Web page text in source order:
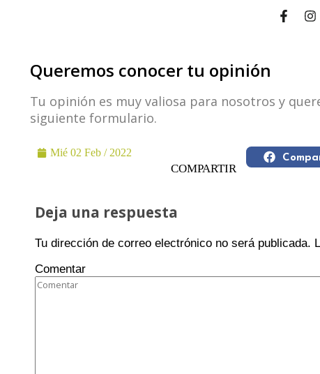
Queremos conocer tu opinión
Tu opinión es muy valiosa para nosotros y
siguiente formulario.
Mié 02 Feb / 2022
COMPARTIR
Deja una respuesta
Tu dirección de correo electrónico no será publicada.
Comentar